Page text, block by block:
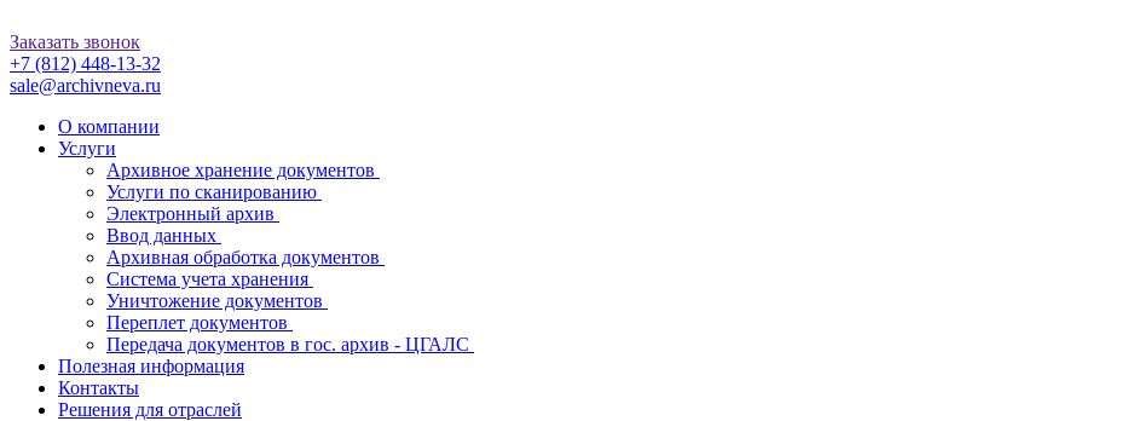
Заказать звонок
+7 (812) 448-13-32
sale@archivneva.ru
О компании
Услуги
Архивное хранение документов
Услуги по сканированию
Электронный архив
Ввод данных
Архивная обработка документов
Система учета хранения
Уничтожение документов
Переплет документов
Передача документов в гос. архив - ЦГАЛС
Полезная информация
Контакты
Решения для отраслей